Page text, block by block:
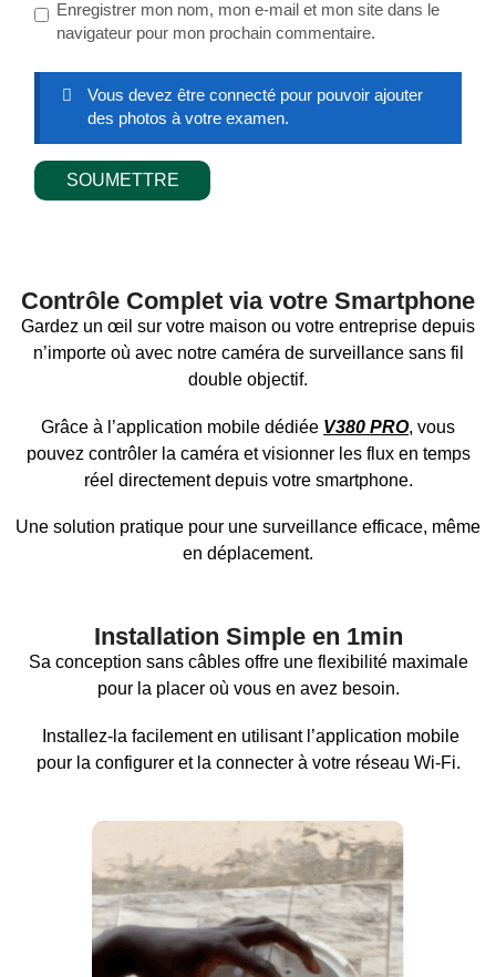
Enregistrer mon nom, mon e-mail et mon site dans le
navigateur pour mon prochain commentaire.
Vous devez être connecté pour pouvoir ajouter
des photos à votre examen.
Contrôle Complet via votre Smartphone
Gardez un œil sur votre maison ou votre entreprise depuis
n’importe où avec notre caméra de surveillance sans fil
double objectif.
Grâce à l’application mobile dédiée V380 PRO, vous
pouvez contrôler la caméra et visionner les flux en temps
réel directement depuis votre smartphone.
Une solution pratique pour une surveillance efficace, même
en déplacement.
Installation Simple en 1min
Sa conception sans câbles offre une flexibilité maximale
pour la placer où vous en avez besoin.
Installez-la facilement en utilisant l’application mobile
pour la configurer et la connecter à votre réseau Wi-Fi.